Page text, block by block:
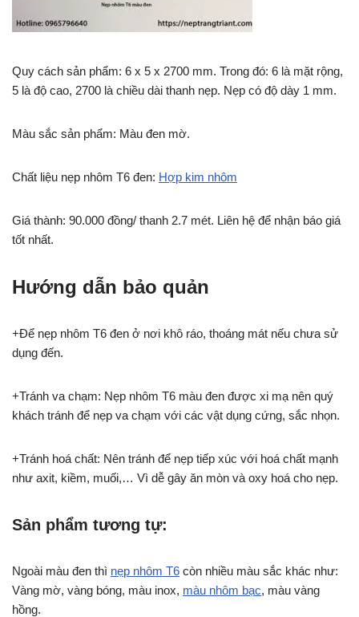
Quy cách sản phẩm: 6 x 5 x 2700 mm. Trong đó: 6 là mặt rộng,
5 là độ cao, 2700 là chiều dài thanh nẹp. Nẹp có độ dày 1 mm.
Màu sắc sản phẩm: Màu đen mờ.
Chất liệu nẹp nhôm T6 đen: Hợp kim nhôm
Giá thành: 90.000 đồng/ thanh 2.7 mét. Liên hệ để nhận báo giá
tốt nhất.
Hướng dẫn bảo quản
+Để nẹp nhôm T6 đen ở nơi khô ráo, thoáng mát nếu chưa sử
dụng đến.
+Tránh va chạm: Nẹp nhôm T6 màu đen được xi mạ nên quý
khách tránh để nẹp va chạm với các vật dụng cứng, sắc nhọn.
+Tránh hoá chất: Nên tránh để nẹp tiếp xúc với hoá chất mạnh
như axit, kiềm, muối,… Vì dễ gây ăn mòn và oxy hoá cho nẹp.
Sản phẩm tương tự:
Ngoài màu đen thì nẹp nhôm T6 còn nhiều màu sắc khác như:
Vàng mờ, vàng bóng, màu inox, màu nhôm bạc, màu vàng
hồng.